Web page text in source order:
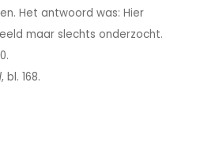
Het antwoord was: Hier
maar slechts onderzocht.
, bl. 168.